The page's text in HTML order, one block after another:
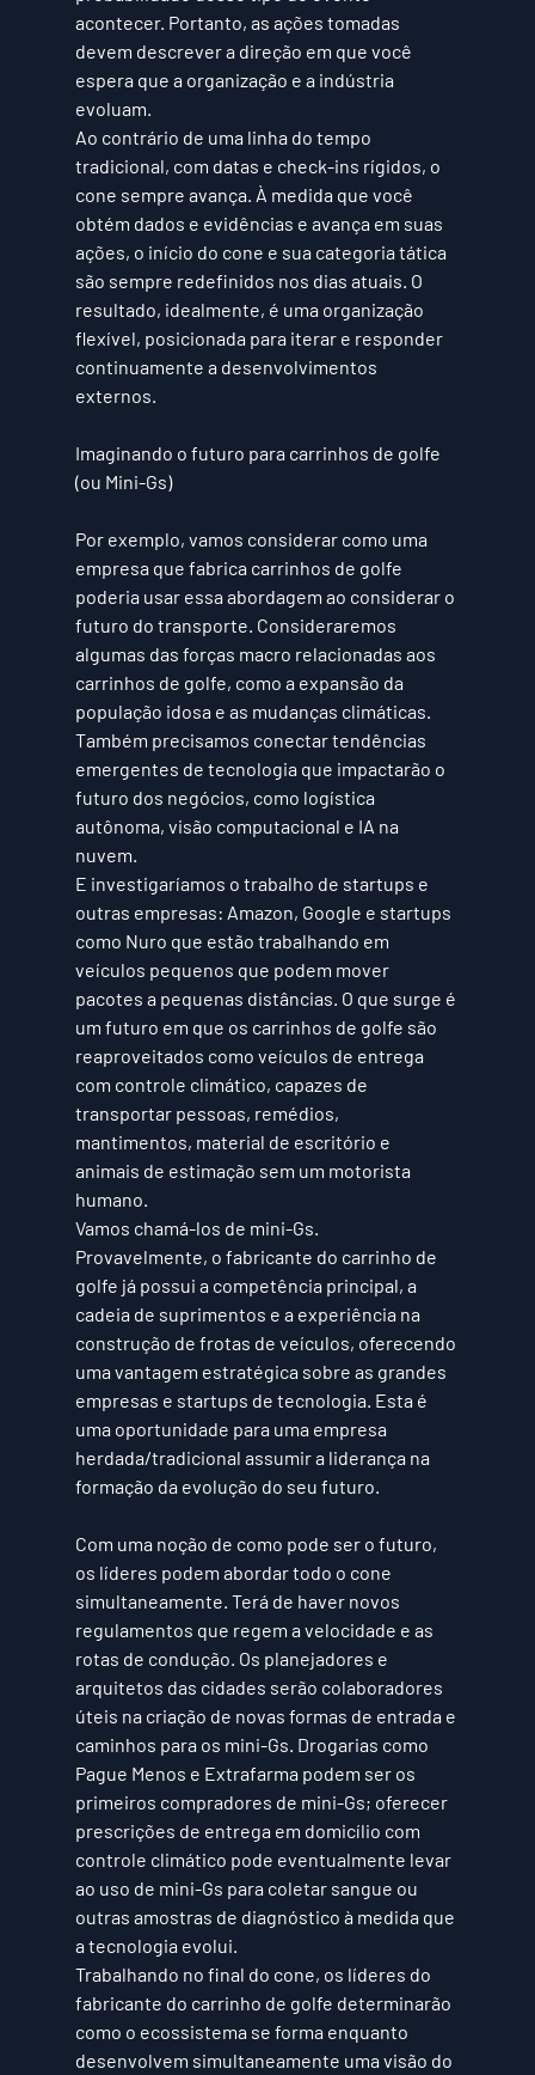
acontecer. Portanto, as ações tomadas
devem descrever a direção em que você
espera que a organização e a indústria
evoluam.
Ao contrário de uma linha do tempo
tradicional, com datas e check-ins rígidos, o
cone sempre avança. À medida que você
obtém dados e evidências e avança em suas
ações, o início do cone e sua categoria tática
são sempre redefinidos nos dias atuais. O
resultado, idealmente, é uma organização
flexível, posicionada para iterar e responder
continuamente a desenvolvimentos
externos.
Imaginando o futuro para carrinhos de golfe
(ou Mini-Gs)
Por exemplo, vamos considerar como uma
empresa que fabrica carrinhos de golfe
poderia usar essa abordagem ao considerar o
futuro do transporte. Consideraremos
algumas das forças macro relacionadas aos
carrinhos de golfe, como a expansão da
população idosa e as mudanças climáticas
Também precisamos conectar tendências
emergentes de tecnologia que impactarão o
futuro dos negócios, como logística
autônoma, visão computacional e IA na
nuvem
E investigaríamos o trabalho de startups e
outras empresas: Amazon, Google e startups
como Nuro que estão trabalhando em
veículos pequenos que podem mover
pacotes a pequenas distâncias. O que surge é
um futuro em que os carrinhos de golfe são
reaproveitados como veículos de entrega
com controle climático, capazes de
transportar pessoas, remédios,
mantimentos, material de escritório e
animais de estimação sem um motorista
humano.
Vamos chamá-los de mini-Gs.
Provavelmente, o fabricante do carrinho de
golfe já possui a competência principal, a
cadeia de suprimentos e a experiência na
construção de frotas de veículos, oferecendo
uma vantagem estratégica sobre as grandes
empresas e startups de tecnologia. Esta é
uma oportunidade para uma empresa
herdada/tradicional assumir a liderança na
formação da evolução do seu futuro
Com uma noção de como pode ser o futuro,
os líderes podem abordar todo o cone
simultaneamente. Terá de haver novos
regulamentos que regem a velocidade e as
rotas de condução. Os planejadores e
arquitetos das cidades serão colaboradores
úteis na criação de novas formas de entrada e
caminhos para os mini-Gs. Drogarias como
Pague Menos e Extrafarma podem ser os
primeiros compradores de mini-Gs; oferecer
prescrições de entrega em domicílio com
controle climático pode eventualmente levar
ao uso de mini-Gs para coletar sangue ou
outras amostras de diagnóstico à medida que
a tecnologia evolui.
Trabalhando no final do cone, os líderes do
fabricante do carrinho de golfe determinarão
como o ecossistema se forma enquanto
desenvolvem simultaneamente uma visão do